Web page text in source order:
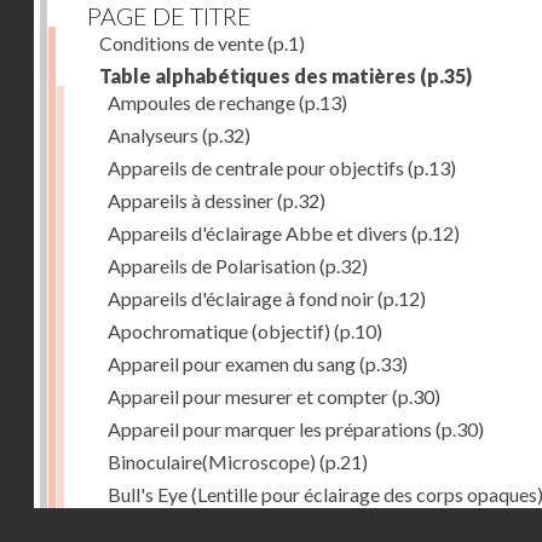
PAGE DE TITRE
Conditions de vente(p.1)
Table alphabétiques des matières (p.35)
Ampoules de rechange(p.13)
Analyseurs (p.32)
Appareils de centrale pour objectifs (p.13)
Appareils à dessiner(p.32)
Appareils d'éclairage Abbe et divers (p.12)
Appareils de Polarisation(p.32)
Appareils d'éclairage à fond noir(p.12)
Apochromatique (objectif) (p.10)
Appareil pour examen du sang(p.33)
Appareil pour mesurer et compter(p.30)
Appareil pour marquer les préparations (p.30)
Binoculaire(Microscope) (p.21)
Bull's Eye (Lentille pour éclairage des corps opaques)
(p.27)